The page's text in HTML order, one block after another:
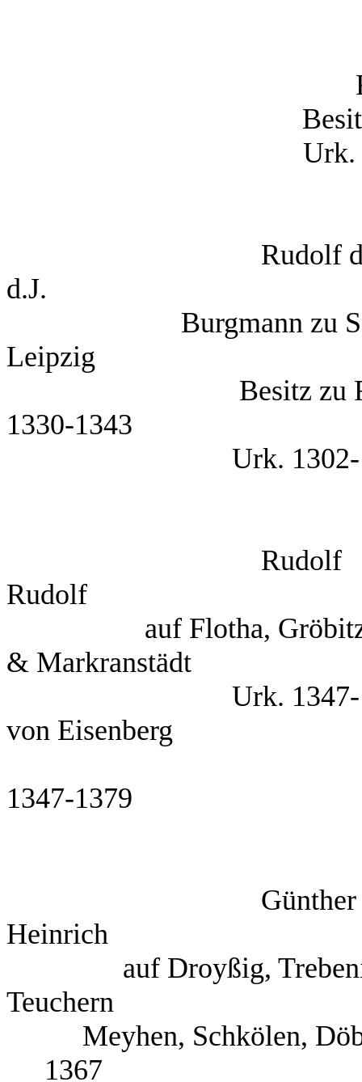
Urk.
Rudolf
d.J.
Leipzig
Besitz zu
1330-1343
Urk. 1302-
Rudolf
auf Flotha,
& Markranstädt
Urk. 1347-
von Eisenberg
1347-1379
Heinrich
auf Droyßig,
Teuchern
Meyhen,
1367